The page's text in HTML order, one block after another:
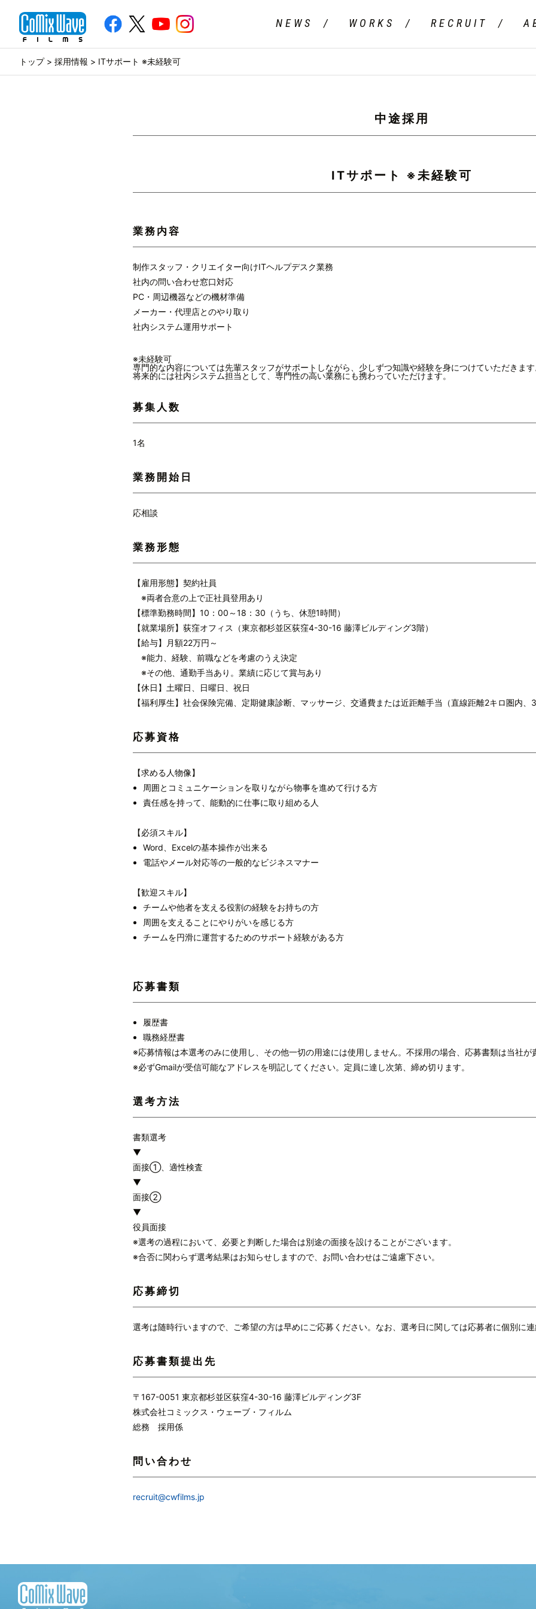
NEWS WORKS RECRUIT
トップ> 採用情報 > ITサポート ※未経験可
中途採用
ITサポート ※未経験可
業務内容
制作スタッフ・クリエイター向けITヘルプデスク業務
社内の問い合わせ窓口対応
PC・周辺機器などの機材準備
メーカー・代理店とのやり取り
社内システム運用サポート
※未経験可
専門的な内容については先輩スタッフがサポートしながら、少しずつ知識や経験を身につけていただきます
将来的には社内システム担当として、専門性の高い業務にも携わっていただけます。
募集人数
1名
業務開始日
応相談
業務形態
【雇用形態】契約社員
※両者合意の上で正社員登用あり
【標準勤務時間】10：00～18：30（うち、休憩1時間）
【就業場所】荻窪オフィス（東京都杉並区荻窪4-30-16 藤澤ビルディング3階）
【給与】月額22万円～
※能力、経験、前職などを考慮のうえ決定
※その他、通勤手当あり。業績に応じて賞与あり
【休日】土曜日、日曜日、祝日
【福利厚生】社会保険完備、定期健康診断、マッサージ、交通費または近距離手当（直線距離2キロ圏内、
応募資格
【求める人物像】
周囲とコミュニケーションを取りながら物事を進めて行ける方
責任感を持って、能動的に仕事に取り組める人
【必須スキル】
Word、Excelの基本操作が出来る
電話やメール対応等の一般的なビジネスマナー
【歓迎スキル】
チームや他者を支える役割の経験をお持ちの方
周囲を支えることにやりがいを感じる方
チームを円滑に運営するためのサポート経験がある方
応募書類
履歴書
職務経歴書
※応募情報は本選考のみに使用し、その他一切の用途には使用しません。不採用の場合、応募書類は当社が
※必ずGmailが受信可能なアドレスを明記してください。定員に達し次第、締め切ります。
選考方法
書類選考
▼
面接①、適性検査
▼
面接②
▼
役員面接
※選考の過程において、必要と判断した場合は別途の面接を設けることがございます。
※合否に関わらず選考結果はお知らせしますので、お問い合わせはご遠慮下さい。
応募締切
選考は随時行いますので、ご希望の方は早めにご応募ください。なお、選考日に関しては応募者に個別に連
応募書類提出先
〒167-0051 東京都杉並区荻窪4-30-16 藤澤ビルディング3F
株式会社コミックス・ウェーブ・フィルム
総務 採用係
問い合わせ
recruit@cwfilms.jp